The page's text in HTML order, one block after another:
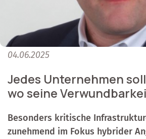
04.06.2025
Jedes Unternehmen
wo seine
Besonders kritische
zunehmend im Fokus hybrider